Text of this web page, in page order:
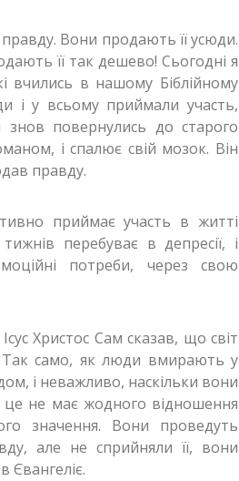
Вони продають її усюди.
її так дешево! Сьогодні я
вчились в нашому Біблійному
і у всьому приймали участь,
повернулись до старого
і спалює свій мозок. Він
правду.
приймає участь в житті
перебуває в депресії, і
потреби, через свою
Христос Сам сказав, що світ
Так само, як люди вмирають у
і неважливо, наскільки вони
це не має жодного відношення
значення. Вони проведуть
але не сприйняли її, вони
Євангеліє.